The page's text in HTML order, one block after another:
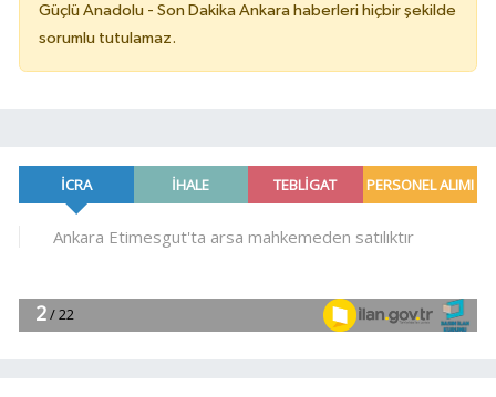
Güçlü Anadolu - Son Dakika Ankara haberleri hiçbir şekilde
sorumlu tutulamaz.